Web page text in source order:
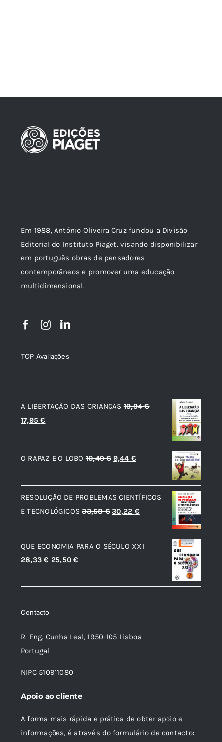
Em 1988, António Oliveira Cruz fundou a Divisão
Editorial do Instituto Piaget, visando disponibilizar
em português obras de pensadores
contemporâneos e promover uma educação
multidimensional.
TOP Avaliações
A LIBERTAÇÃO DAS CRIANÇAS 19,94€
O
original
era:
17,95€
atual
é:
O RAPAZ E O LOBO 10,49€ O
original
era:
10,49 €.
9,44 €
atual
é:
9,44 €.
RESOLUÇÃO DE PROBLEMAS CIENTÍFICOS
E TECNOLÓGICOS 33,58€ O
30,22 €O
QUE ECONOMIA PARA O SÉCULO XXI
28,33€ O
original
25,50€
atual
Contacto
R. Eng. Cunha Leal, 1950-105 Lisboa
Portugal
NIPC 510911080
Apoio ao cliente
A forma mais rápida e prática de obter apoio e
informações, é através do formulário de contacto: